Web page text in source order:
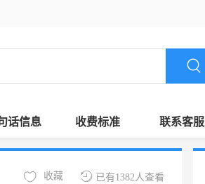
话信息 收费标准 联系客服
已有1382人查看
收藏